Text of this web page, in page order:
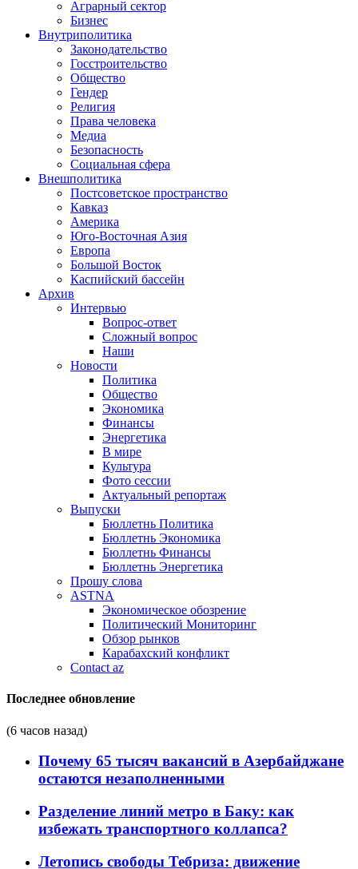
Аграрный сектор
Бизнес
Внутриполитика
Законодательство
Госстроительство
Общество
Гендер
Религия
Права человека
Медиа
Безопасность
Социальная сфера
Внешполитика
Постсоветское пространство
Кавказ
Америка
Юго-Восточная Азия
Европа
Большой Восток
Каспийский бассейн
Архив
Интервью
Вопрос-ответ
Сложный вопрос
Наши
Новости
Политика
Общество
Экономика
Финансы
Энергетика
В мире
Культура
Фото сессии
Актуальный репортаж
Выпуски
Бюллетнь Политика
Бюллетнь Экономика
Бюллетнь Финансы
Бюллетнь Энергетика
Прошу слова
ASTNA
Экономическое обозрение
Политический Мониторинг
Обзор рынков
Карабахский конфликт
Contact az
Последнее обновление
(6 часов назад)
Почему 65 тысяч вакансий в Азербайджане
остаются незаполненными
Разделение линий метро в Баку: как
избежать транспортного коллапса?
Летопись свободы Тебриза: движение